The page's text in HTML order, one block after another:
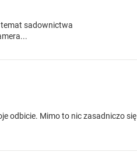
temat sadownictwa
odbicie. Mimo to nic zasadniczo się